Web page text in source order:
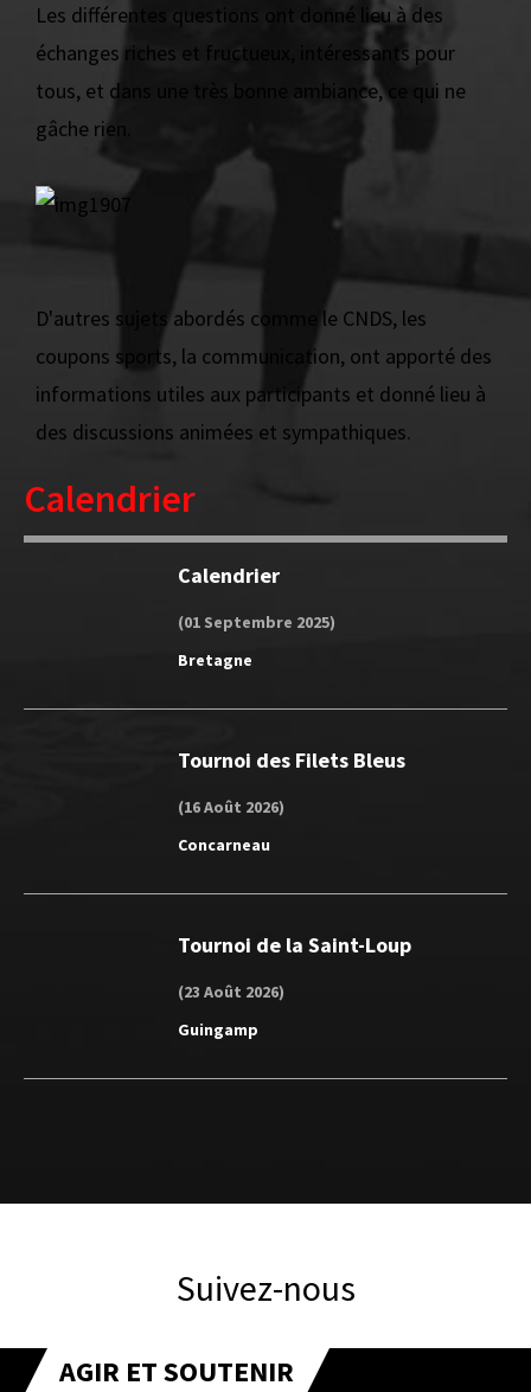
Les différentes questions ont donné lieu à des
échanges riches et fructueux, intéressants pour
tous, et dans une très bonne ambiance, ce qui ne
gâche rien.
D'autres sujets abordés comme le CNDS, les
coupons sports, la communication, ont apporté des
informations utiles aux participants et donné lieu à
des discussions animées et sympathiques.
Calendrier
Calendrier
(01 Septembre 2025)
Bretagne
Tournoi des Filets Bleus
(16 Août 2026)
Concarneau
Tournoi de la Saint-Loup
(23 Août 2026)
Guingamp
Suivez-nous
AGIR ET SOUTENIR